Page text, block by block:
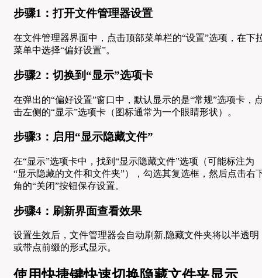
步骤1：打开文件管理器设置
在文件管理器界面中，点击顶部菜单栏的“设置”选项，在下
菜单中选择“偏好设置”。
步骤2：切换到“显示”选项卡
在弹出的“偏好设置”窗口中，默认显示的是“常规”选项卡，
击左侧的“显示”选项卡（图标通常为一个眼睛形状）。
步骤3：启用“显示隐藏文件”
在“显示”选项卡中，找到“显示隐藏文件”选项（可能标注为
“显示隐藏的文件和文件夹”），勾选其复选框，然后点击右
角的“关闭”按钮保存设置。
步骤4：刷新界面查看效果
设置生效后，文件管理器会自动刷新,隐藏文件夹将以半透明
或带点前缀的形式显示。